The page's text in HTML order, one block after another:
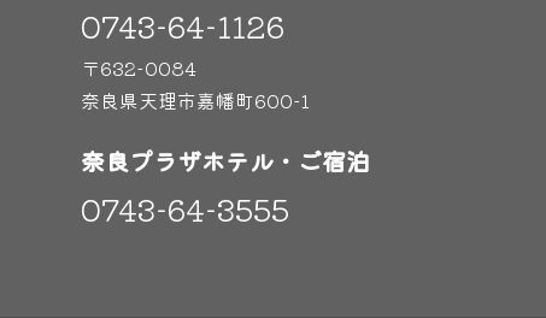
0743-64-1126
〒632-0084
奈良県天理市嘉幡町600-1
奈良プラザホテル・ご宿泊
0743-64-3555